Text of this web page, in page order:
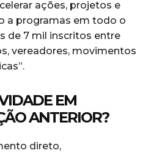
ações, projetos e
a programas em todo o
de 7 mil inscritos entre
vereadores, movimentos
EM
ANTERIOR?
direto,